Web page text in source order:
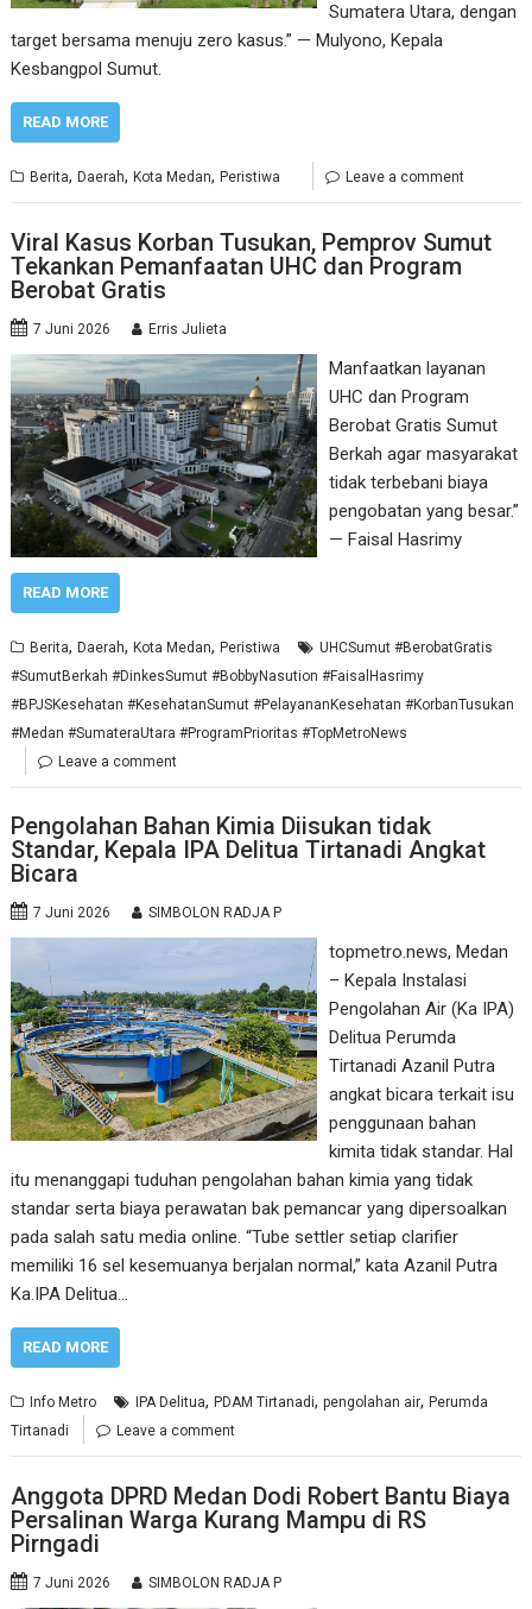
Sumatera Utara, dengan
target bersama menuju zero kasus.” — Mulyono, Kepala
Kesbangpol Sumut.
READ MORE
Berita,Daerah,Kota Medan,Peristiwa Leave a comment
Viral Kasus Korban Tusukan, Pemprov Sumut
Tekankan Pemanfaatan UHC dan Program
Berobat Gratis
7 Juni 2026 Erris Julieta
Manfaatkan layanan
UHC dan Program
Berobat Gratis Sumut
Berkah agar masyarakat
tidak terbebani biaya
pengobatan yang besar.”
— Faisal Hasrimy
READ MORE
Berita,Daerah,Kota Medan,Peristiwa
UHCSumut #BerobatGratis
#SumutBerkah #DinkesSumut #BobbyNasution #FaisalHasrimy
#BPJSKesehatan #KesehatanSumut #PelayananKesehatan #KorbanTusukan
#Medan #SumateraUtara #ProgramPrioritas #TopMetroNews
Leave a comment
Pengolahan Bahan Kimia Diisukan tidak
Standar, Kepala IPA Delitua Tirtanadi Angkat
Bicara
7 Juni 2026 SIMBOLON RADJA P
topmetro.news, Medan
– Kepala Instalasi
Pengolahan Air (Ka IPA)
Delitua Perumda
Tirtanadi Azanil Putra
angkat bicara terkait isu
penggunaan bahan
kimita tidak standar. Hal
itu menanggapi tuduhan pengolahan bahan kimia yang tidak
standar serta biaya perawatan bak pemancar yang dipersoalkan
pada salah satu media online. “Tube settler setiap clarifier
memiliki 16 sel kesemuanya berjalan normal,” kata Azanil Putra
Ka.IPA Delitua…
READ MORE
Info Metro IPA Delitua,PDAM Tirtanadi,pengolahan air,Perumda
Tirtanadi
Leave a comment
Anggota DPRD Medan Dodi Robert Bantu Biaya
Persalinan Warga Kurang Mampu di RS
Pirngadi
7 Juni 2026 SIMBOLON RADJA P